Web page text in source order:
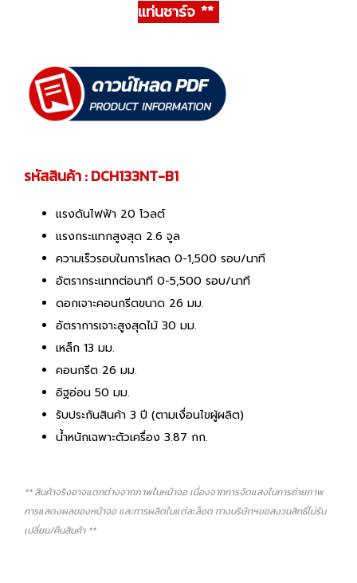
แท่นชาร์จ **
รหัสสินค้า : DCH133NT-B1
แรงดันไฟฟ้า 20 โวลต์
แรงกระแทกสูงสุด 2.6 จูล
ความเร็วรอบในการโหลด 0-1,500 รอบ/นาที
อัตรากระแทกต่อนาที 0-5,500 รอบ/นาที
ดอกเจาะคอนกรีตขนาด 26 มม.
อัตราการเจาะสูงสุดไม้ 30 มม.
เหล็ก 13 มม.
คอนกรีต 26 มม.
อิฐอ่อน 50 มม.
รับประกันสินค้า 3 ปี (ตามเงื่อนไขผู้ผลิต)
น้ำหนักเฉพาะตัวเครื่อง 3.87 กก.
** สินค้าจริงอาจแตกต่างจากภาพในหน้าจอ เนื่องจากการจัดแสงในการถ่ายภาพ
การแสดงผลของหน้าจอ และการผลิตในแต่ละล็อต ทางบริษัทฯขอสงวนสิทธิ์ไม่รับ
เปลี่ยน/คืนสินค้า **